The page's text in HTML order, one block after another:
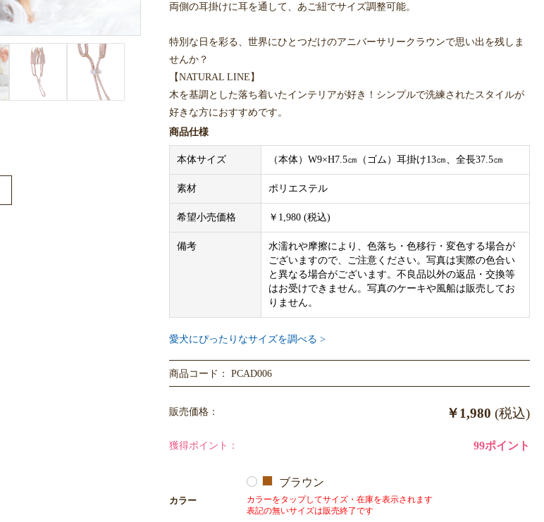
両側の耳掛けに耳を通して、あご紐でサイズ調整可能。
特別な日を彩る、世界にひとつだけのアニバーサリークラウンで思い出を残しま
せんか？
【NATURAL LINE】
木を基調とした落ち着いたインテリアが好き！シンプルで洗練されたスタイルが
好きな方におすすめです。
※スタイとタペストリーは別売りです。
同シリーズのやスタイやタペストリーと合わせて、お誕生日の記念撮影をしませ
んか？
#カルルバースデー を付けてInstagramで投稿！
【NATURAL LINE】アニバーサリースタイはこちらから
【NATURAL LINE】アニバーサリータペストリーはこちらから
商品仕様
本体サイズ （本体）W9×H7.5㎝（ゴム）耳掛け13㎝、全長37.5㎝
素材 ポリエステル
希望小売価格 ￥1,980 (税込)
備考
水濡れや摩擦により、色落ち・色移行・変色する場合が
ございますので、ご注意ください。写真は実際の色合い
と異なる場合がございます。不良品以外の返品・交換等
はお受けできません。写真のケーキや風船は販売してお
りません。
愛犬にぴったりなサイズを調べる >
商品コード： PCAD006
販売価格： ￥1,980 (税込)
獲得ポイント： 99ポイント
カラー
ブラウン
カラーをタップしてサイズ・在庫を表示されます
表記の無いサイズは販売終了です